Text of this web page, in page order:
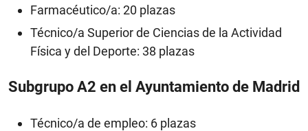
Farmacéutico/a: 20 plazas
Técnico/a Superior de Ciencias de la Actividad
Física y del Deporte: 38 plazas
Subgrupo A2 en el Ayuntamiento de Madrid
Técnico/a de empleo: 6 plazas